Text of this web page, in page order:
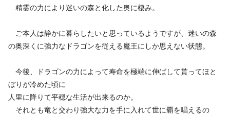
精霊の力により迷いの森と化した奥に棲み。
ご本人は静かに暮らしたいと思っているようですが、迷いの森
の奥深くに強力なドラゴンを従える魔王にしか思えない状態。
今後、ドラゴンの力によって寿命を極端に伸ばして貰ってほと
ぼりが冷めた頃に
人里に降りて平穏な生活が出来るのか。
それとも竜と交わり強大な力を手に入れて世に覇を唱えるの